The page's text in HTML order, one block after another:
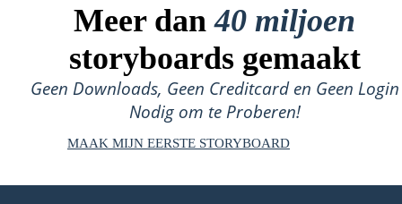
Meer dan40 miljoen
storyboards gemaakt
Geen Downloads, Geen Creditcard en Geen Login
Nodig om te Proberen!
MAAK MIJN EERSTE STORYBOARD